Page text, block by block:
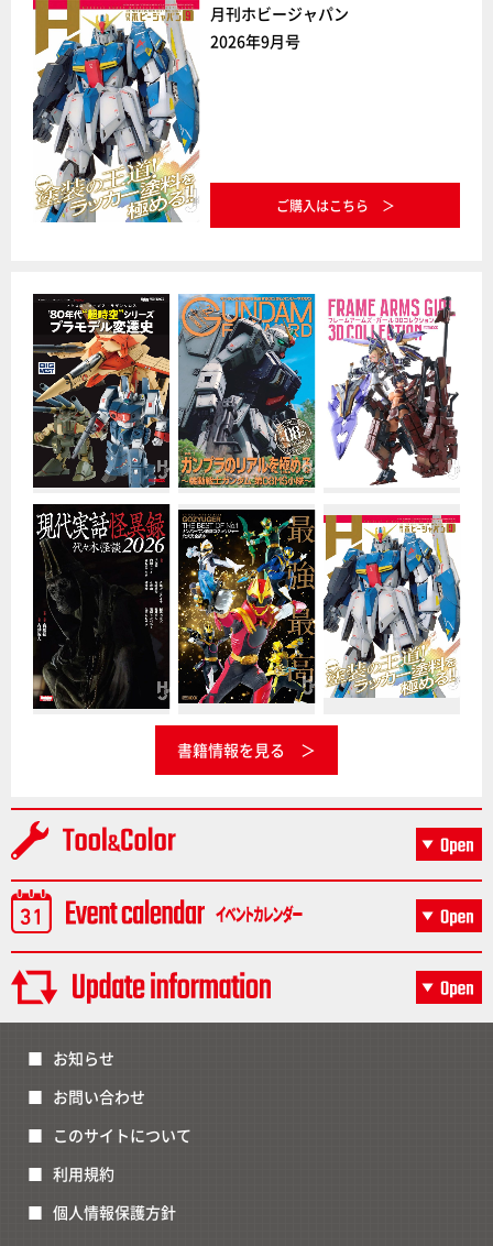
月刊ホビージャパン
2026年9月号
ご購入はこちら
書籍情報を見る
お知らせ
お問い合わせ
このサイトについて
利用規約
個人情報保護方針